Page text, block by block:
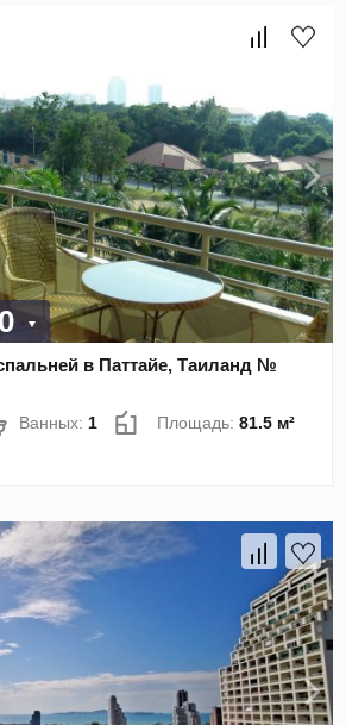
в Паттайе, Таиланд №
Ванных:1 Площадь:81.5 м²